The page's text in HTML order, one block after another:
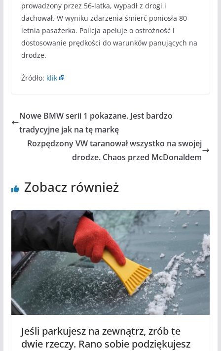
prowadzony przez 56-latka, wypadł z drogi i
dachował. W wyniku zdarzenia śmierć poniosła 80-
letnia pasażerka. Policja apeluje o ostrożność i
dostosowanie prędkości do warunków panujących na
drodze.
Źródło: klik
Nowe BMW serii 1 pokazane. Jest bardzo
tradycyjne jak na tę markę
Rozpędzony VW taranował wszystko na swojej
drodze. Chaos przed McDonaldem
Zobacz również
Jeśli parkujesz na zewnątrz, zrób te
dwie rzeczy. Rano sobie podziękujesz